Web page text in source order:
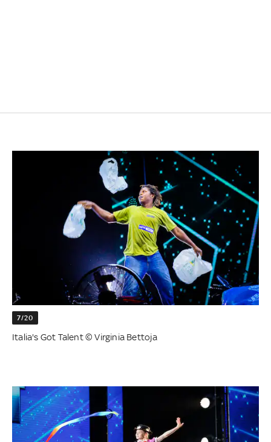
7/20
Italia's Got Talent © Virginia Bettoja